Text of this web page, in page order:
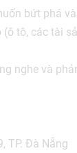
bứt phá
tô, các tài
nghe và
TP. Đà Nẵng